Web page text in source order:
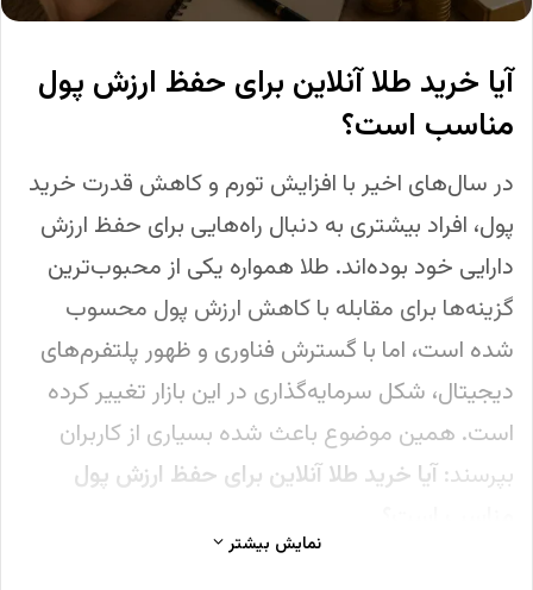
آیا خرید طلا آنلاین برای حفظ ارزش پول
مناسب است؟
در سال‌های اخیر با افزایش تورم و کاهش قدرت خرید
پول، افراد بیشتری به دنبال راه‌هایی برای حفظ ارزش
دارایی خود بوده‌اند. طلا همواره یکی از محبوب‌ترین
گزینه‌ها برای مقابله با کاهش ارزش پول محسوب
شده است، اما با گسترش فناوری و ظهور پلتفرم‌های
دیجیتال، شکل سرمایه‌گذاری در این بازار تغییر کرده
است. همین موضوع باعث شده بسیاری از کاربران
بپرسند:آیا خرید طلا آنلاین برای حفظ ارزش پول
نمایش بیشتر